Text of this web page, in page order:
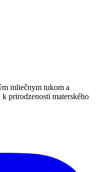
mliečnym tukom a
prirodzenosti materského